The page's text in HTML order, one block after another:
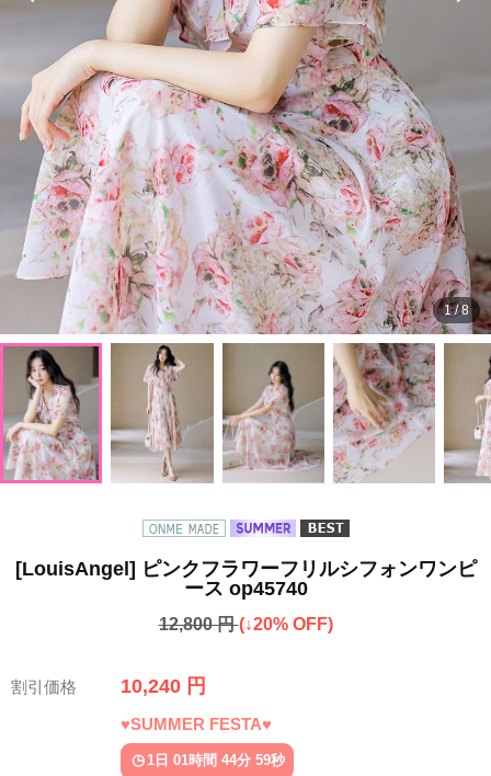
1/8
[LouisAngel] ピンクフラワーフリルシフォンワンピ
ース op45740
12,800 円(↓20% OFF)
割引価格 10,240 円
♥SUMMER FESTA♥
1日 01時間 44分 55秒